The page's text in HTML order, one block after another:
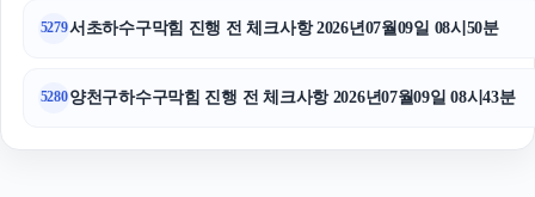
5279서초하수구막힘 진행 전 체크사항 2026년07월09일 08시50분
5280양천구하수구막힘 진행 전 체크사항 2026년07월09일 08시43분